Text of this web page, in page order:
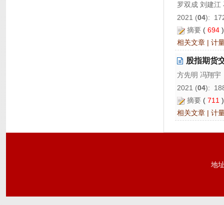
罗双成 刘建江
2021 (04):
摘要 ( 694
相关文章 | 计
股指期货
方先明 冯翔宇
2021 (04):
摘要 ( 711
相关文章 | 计
地